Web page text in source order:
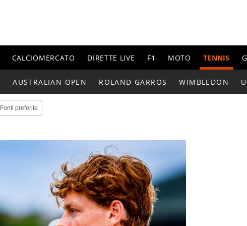
CALCIOMERCATO DIRETTE LIVE F1 MOTO TENNIS
AUSTRALIAN OPEN ROLAND GARROS WIMBLEDON
Fonti preferite